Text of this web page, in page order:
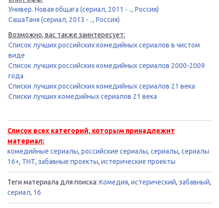
Универ. Новая общага (сериал, 2011 - .., Россия)
СашаТаня (сериал, 2013 - .., Россия)
Возможно, вас также заинтересует:
Список лучших российских комедийных сериалов в чистом
виде
Список лучших российских комедийных сериалов 2000-2009
года
Списки лучших российских комедийных сериалов 21 века
Списки лучших комедийных сериалов 21 века
Список всех категорий, которым принадлежит
материал:
комедийные сериалы, российские сериалы, сериалы, сериалы
16+, ТНТ, забавные проекты, истерические проекты
Теги материала для поиска: Комедия, истерический, забавный,
сериал, 16